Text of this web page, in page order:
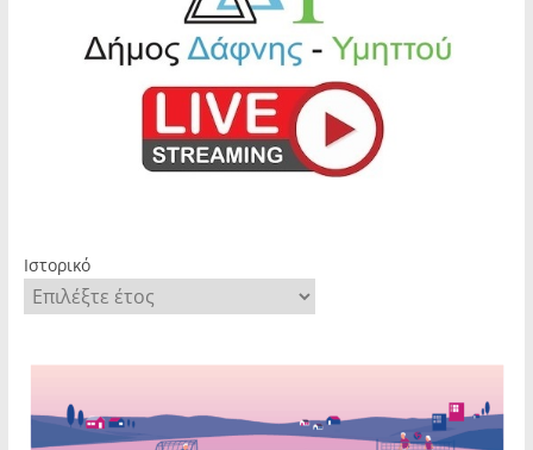
Ιστορικό